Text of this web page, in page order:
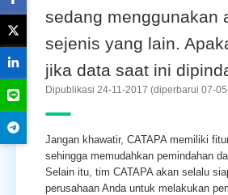
sedang menggunakan
sejenis yang lain.
jika data saat ini
Dipublikasi 24-11-2017 (diperbarui 07-
Jangan khawatir, CATAPA memiliki
sehingga memudahkan pemindahan
Selain itu, tim CATAPA akan selalu
perusahaan Anda untuk melakukan